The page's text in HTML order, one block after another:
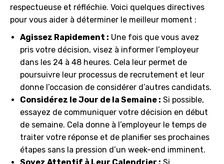
respectueuse et réfléchie. Voici quelques directives
pour vous aider à déterminer le meilleur moment :
Agissez Rapidement : Une fois que vous avez
pris votre décision, visez à informer l’employeur
dans les 24 à 48 heures. Cela leur permet de
poursuivre leur processus de recrutement et leur
donne l’occasion de considérer d’autres candidats.
Considérez le Jour de la Semaine : Si possible,
essayez de communiquer votre décision en début
de semaine. Cela donne à l’employeur le temps de
traiter votre réponse et de planifier ses prochaines
étapes sans la pression d’un week-end imminent.